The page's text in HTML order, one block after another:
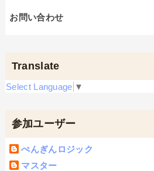
お問い合わせ
Translate
Select Language ▼
参加ユーザー
ぺんぎんロジック
マスター